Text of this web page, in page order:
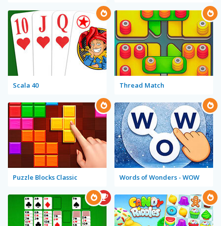
Scala 40 Thread Match
Puzzle Blocks Classic Words of Wonders - WOW